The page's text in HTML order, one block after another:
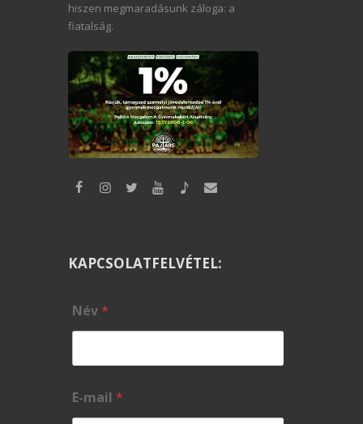
hiszen megmaradásunk záloga: a
fiatalság.
KAPCSOLATFELVÉTEL:
Név*
E-mail *